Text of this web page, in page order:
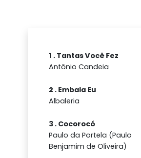
1 . Tantas Você Fez
Antônio Candeia
2 . Embala Eu
Albaleria
3 . Cocorocó
Paulo da Portela (Paulo
Benjamim de Oliveira)